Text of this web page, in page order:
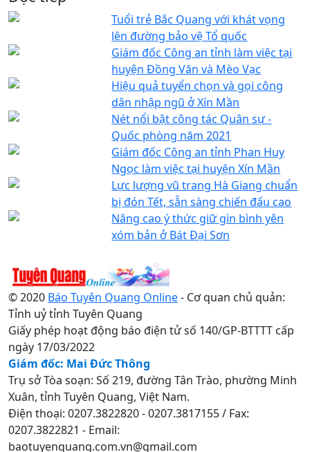
Tuổi trẻ Bắc Quang với khát vọng
lên đường bảo vệ Tổ quốc
Giám đốc Công an tỉnh làm việc tại
huyện Đồng Văn và Mèo Vạc
Hiệu quả tuyển chọn và gọi công
dân nhập ngũ ở Xín Mần
Nét nổi bật công tác Quân sự -
Quốc phòng năm 2021
Giám đốc Công an tỉnh Phan Huy
Ngọc làm việc tại huyện Xín Mần
Lực lượng vũ trang Hà Giang chuẩn
bị đón Tết, sẵn sàng chiến đấu cao
Nâng cao ý thức giữ gìn bình yên
xóm bản ở Bát Đại Sơn
© 2020 Báo Tuyên Quang Online- Cơ quan chủ quản:
Tỉnh uỷ tỉnh Tuyên Quang
Giấy phép hoạt động báo điện tử số 140/GP-BTTTT cấp
ngày 17/03/2022
Giám đốc: Mai Đức Thông
Trụ sở Tòa soạn: Số 219, đường Tân Trào, phường Minh
Xuân, tỉnh Tuyên Quang, Việt Nam.
Điện thoại: 0207.3822820 - 0207.3817155 / Fax:
0207.3822821 - Email:
baotuyenquang.com.vn@gmail.com